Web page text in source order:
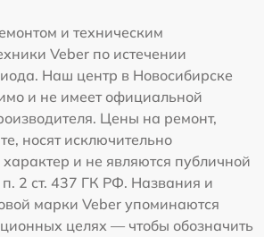
и техническим
Veber по истечении
Наш центр в Новосибирске
и не имеет официальной
Цены на ремонт,
носят исключительно
и не являются публичной
п. 2 ст. 437 ГК РФ. Названия и
марки Veber упоминаются
целях — чтобы обозначить